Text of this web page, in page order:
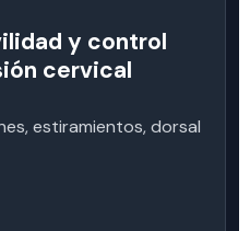
y control
cervical
estiramientos, dorsal